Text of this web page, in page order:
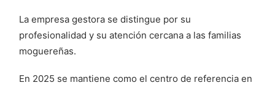
La empresa gestora se distingue por su
profesionalidad y su atención cercana a las familias
moguereñas.
En 2025 se mantiene como el centro de referencia en